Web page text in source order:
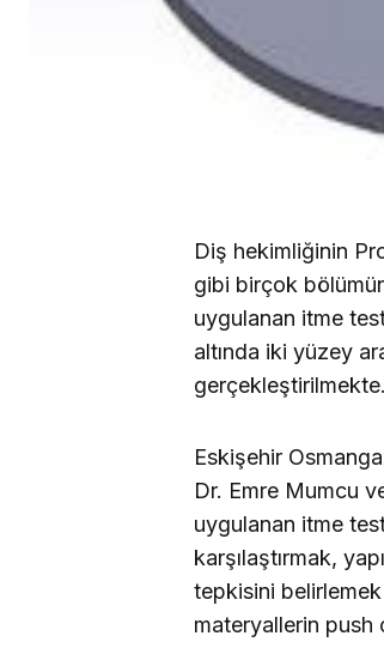
Diş hekimliğinin
gibi birçok
uygulanan itme
altında iki yüzey
gerçekleştirilmekte.
Eskişehir
Dr. Emre Mumcu
uygulanan itme
karşılaştırmak,
tepkisini
materyallerin